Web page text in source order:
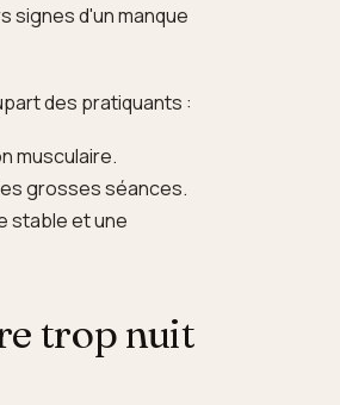
signes d'un manque
des pratiquants :
musculaire.
grosses séances.
stable et une
trop nuit